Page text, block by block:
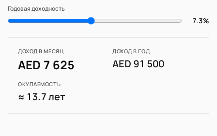
Годовая доходность
7.3%
ДОХОД В МЕСЯЦ
AED 7 625
ДОХОД В ГОД
AED 91 500
ОКУПАЕМОСТЬ
≈ 13.7 лет